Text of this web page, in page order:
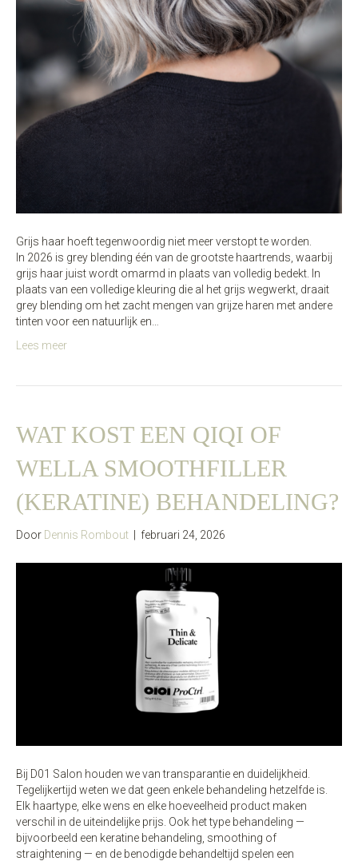
Grijs haar hoeft tegenwoordig niet meer verstopt te worden.
In 2026 is grey blending één van de grootste haartrends, waarbij
grijs haar juist wordt omarmd in plaats van volledig bedekt. In
plaats van een volledige kleuring die al het grijs wegwerkt, draait
grey blending om het zacht mengen van grijze haren met andere
tinten voor een natuurlijk en…
Lees meer
WAT KOST EEN QIQI OF
WELLA SMOOTHFILLER
(KERATINE) BEHANDELING?
Door Dennis Rombout februari 24, 2026
Bij D01 Salon houden we van transparantie en duidelijkheid.
Tegelijkertijd weten we dat geen enkele behandeling hetzelfde is.
Elk haartype, elke wens en elke hoeveelheid product maken
verschil in de uiteindelijke prijs. Ook het type behandeling —
bijvoorbeeld een keratine behandeling, smoothing of
straightening — en de benodigde behandeltijd spelen een